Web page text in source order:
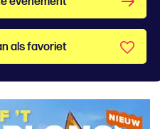
als favoriet